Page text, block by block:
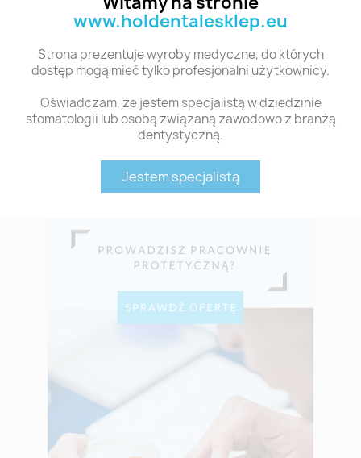
www.holdentalesklep.eu
Strona prezentuje wyroby medyczne, do których
dostęp mogą mieć tylko profesjonalni użytkownicy.
Oświadczam, że jestem specjalistą w dziedzinie
stomatologii lub osobą związaną zawodowo z branżą
dentystyczną.
Jestem specjalistą
Dyski woskowe i PMMA
Kompozyt Ceramage
Porcelana Creation
Piece protetyczne
Zęby akrylowe i kompozytowe